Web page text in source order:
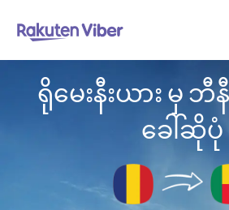
ရိုမေးနီးယား မှ ဘီ
ခေါ်ဆိုပုံ